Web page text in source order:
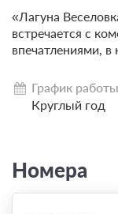
«Лагуна
встречается с
впечатлениями, в
График работы
Круглый год
Номера